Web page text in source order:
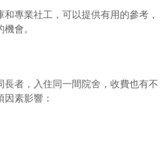
專業社工，可以提供有用的參考，
機會。
長者，入住同一間院舍，收費也有不
素影響：